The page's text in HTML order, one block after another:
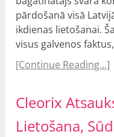
pārdošanā visā
ikdienas lietošanai.
visus galvenos
[Continue Reading...]
Cleorix
Lietošana,